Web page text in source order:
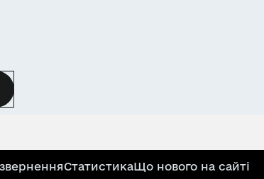
СтатистикаЩо нового на сайті